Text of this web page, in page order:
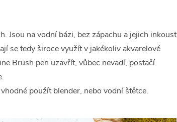
Jsou na vodní bázi, bez zápachu a jejich inkoust
se tedy široce využít v jakékoliv akvarelové
Brush pen uzavřít, vůbec nevadí, postačí
použít blender, nebo vodní štětce.